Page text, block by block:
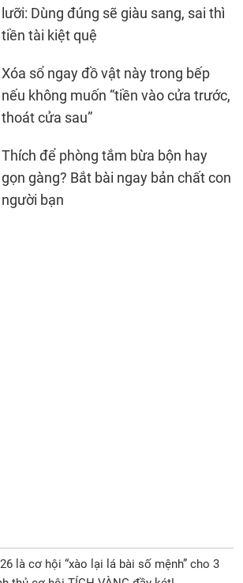
lưỡi: Dùng đúng sẽ giàu sang, sai thì
tiền tài kiệt quệ
Xóa sổ ngay đồ vật này trong bếp
nếu không muốn “tiền vào cửa trước,
thoát cửa sau”
Thích để phòng tắm bừa bộn hay
gọn gàng? Bắt bài ngay bản chất con
người bạn
là cơ hội “xào lại lá bài số mệnh” cho 3